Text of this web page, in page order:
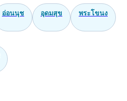
อ่อนนุช อุดมสุข พระโขนง